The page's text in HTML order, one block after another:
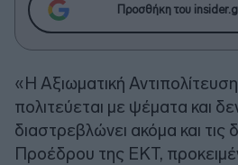
Προσθήκη του
«Η Αξιωματική Αντιπολίτευση
πολιτεύεται με ψέματα και
διαστρεβλώνει ακόμα και τις
Προέδρου της ΕΚΤ,